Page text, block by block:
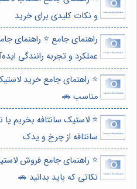
و نکات کلیدی برای خرید
راهنمای جامع ⭐️ راهنمای
عملکرد و تجربه رانندگی
⭐️ راهنمای جامع خرید
مناسب 🚗
⭐️ لاستیک سانتافه بخریم
سانتافه از چرخ و یدک
⭐️ راهنمای جامع فروش
نکاتی که باید بدانید 🚗